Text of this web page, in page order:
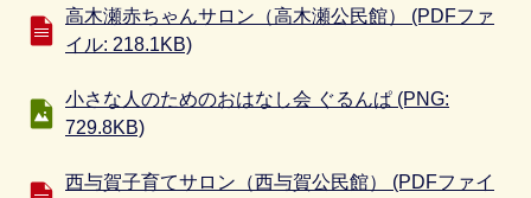
高木瀬赤ちゃんサロン（高木瀬公民館） (PDFファ
イル: 218.1KB)
小さな人のためのおはなし会 ぐるんぱ (PNG:
729.8KB)
西与賀子育てサロン（西与賀公民館） (PDFファイ